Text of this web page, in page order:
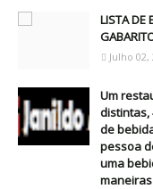
LISTA DE
Julho 02,
Um
distintas,
de
pessoa
uma